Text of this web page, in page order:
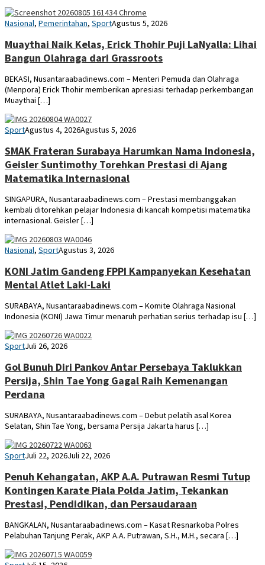
Nasional, Pemerintahan, SportYUDI
Agustus 5, 2026
Muaythai Naik Kelas, Erick Thohir Puji LaNyalla: Lihai
Bangun Olahraga dari Grassroots
BEKASI, Nusantaraabadinews.com – Menteri Pemuda dan Olahraga
(Menpora) Erick Thohir memberikan apresiasi terhadap perkembangan
Muaythai […]
Sportabi
Agustus 4, 2026Agustus 5, 2026
SMAK Frateran Surabaya Harumkan Nama Indonesia,
Geisler Suntimothy Torehkan Prestasi di Ajang
Matematika Internasional
SINGAPURA, Nusantaraabadinews.com – Prestasi membanggakan
kembali ditorehkan pelajar Indonesia di kancah kompetisi matematika
internasional. Geisler […]
Nasional, SportYUDI
Agustus 3, 2026
KONI Jatim Gandeng FPPI Kampanyekan Kesehatan
Mental Atlet Laki-Laki
SURABAYA, Nusantaraabadinews.com – Komite Olahraga Nasional
Indonesia (KONI) Jawa Timur menaruh perhatian serius terhadap isu […]
Sportabi
Juli 26, 2026
Gol Bunuh Diri Pankov Antar Persebaya Taklukkan
Persija, Shin Tae Yong Gagal Raih Kemenangan
Perdana
SURABAYA, Nusantaraabadinews.com – Debut pelatih asal Korea
Selatan, Shin Tae Yong, bersama Persija Jakarta harus […]
Sportabi
Juli 22, 2026Juli 22, 2026
Penuh Kehangatan, AKP A.A. Putrawan Resmi Tutup
Kontingen Karate Piala Polda Jatim, Tekankan
Prestasi, Pendidikan, dan Persaudaraan
BANGKALAN, Nusantaraabadinews.com – Kasat Resnarkoba Polres
Pelabuhan Tanjung Perak, AKP A.A. Putrawan, S.H., M.H., secara […]